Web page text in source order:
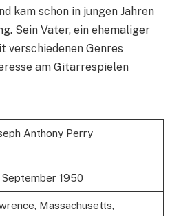
kam schon in jungen Jahren
Sein Vater, ein ehemaliger
verschiedenen Genres
am Gitarrespielen
Anthony Perry
September 1950
Massachusetts,